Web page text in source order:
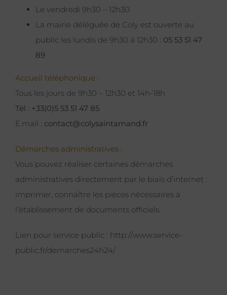
Le vendredi 9h30 – 12h30
La mairie déléguée de Coly est ouverte au
public les lundis de 9h30 à 12h30 : 05 53 51 47
89
Accueil téléphonique :
Tous les jours de 9h30 – 12h30 et 14h-18h
Tél : +33(0)5 53 51 47 85
E.mail : contact@colysaintamand.fr
Démarches administratives :
Vous pouvez réaliser certaines démarches
administratives directement par le biais d’internet :
imprimer, connaître les pièces nécessaires à
l’établissement de documents officiels.
Lien pour service public : http://www.service-
public.fr/demarches24h24/